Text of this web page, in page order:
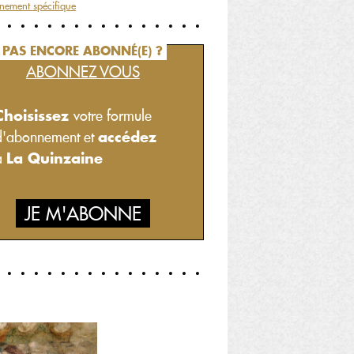
spécifique
PAS ENCORE ABONNÉ(E) ?
ABONNEZ VOUS
votre formule
etaccédez
La Quinzaine
JE M'ABONNE